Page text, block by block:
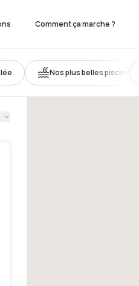
Comment ça marche ?
Nos plus belles piscines